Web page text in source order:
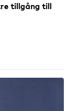
tillgång till